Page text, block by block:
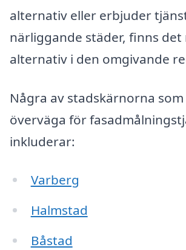
alternativ eller erbjuder
närliggande städer, finns det
alternativ i den omgivande
Några av stadskärnorna
överväga för
inkluderar:
Varberg
Halmstad
Båstad